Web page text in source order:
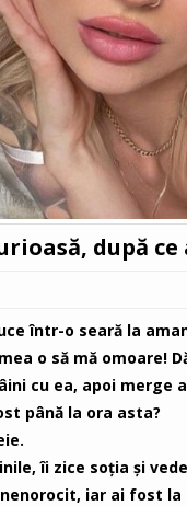
după
într-o seară la
o să mă omoare!
cu ea, apoi merge
până la ora asta?
îi zice soţia şi
iar ai fost la